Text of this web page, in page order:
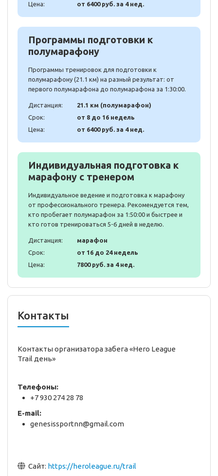
Цена: от 6400 руб. за 4 нед.
Программы подготовки к
полумарафону
Программы тренировок для подготовки к
полумарафону (21.1 км) на разный результат: от
первого полумарафона до полумарафона за 1:30:00.
Дистанция:
21.1 км (полумарафон)
Срок:
от 8 до 16 недель
Цена:
от 6400 руб. за 4 нед.
Индивидуальная подготовка к
марафону с тренером
Индивидуальное ведение и подготовка к марафону
от профессионального тренера. Рекомендуется тем,
кто пробегает полумарафон за 1:50:00 и быстрее и
кто готов тренироваться 5-6 дней в неделю.
Дистанция:
марафон
Срок:
от 16 до 24 недель
Цена:
7800 руб. за 4 нед.
Контакты
Контакты организатора забега «Hero League
Trail день»
Телефоны:
+7 930 274 28 78
E-mail:
genesissportnn@gmail.com
Сайт: https://heroleague.ru/trail